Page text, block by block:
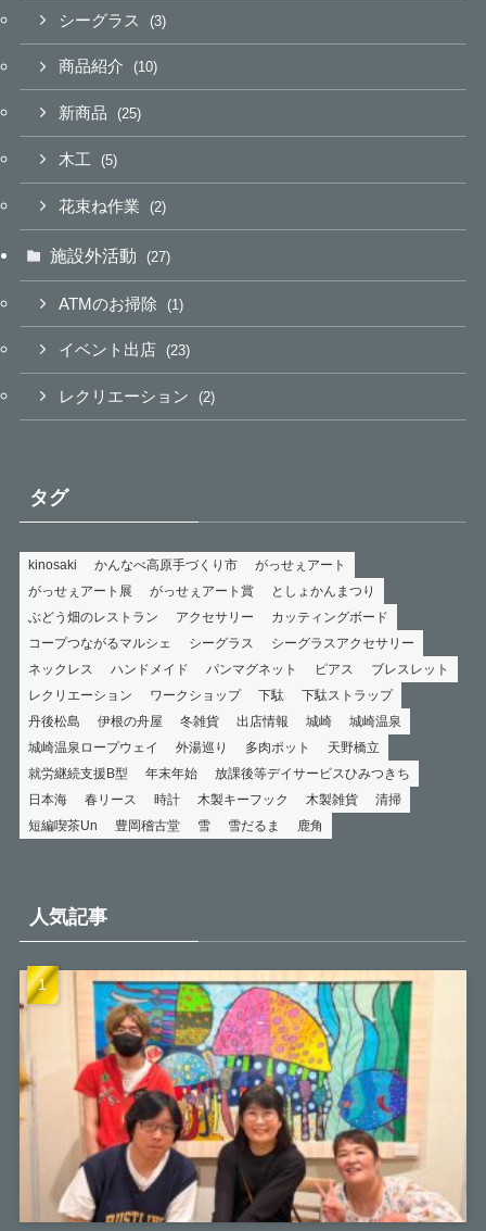
シーグラス (3)
商品紹介 (10)
新商品 (25)
木工 (5)
花束ね作業 (2)
施設外活動 (27)
ATMのお掃除 (1)
イベント出店 (23)
レクリエーション (2)
タグ
kinosaki かんなべ高原手づくり市
がっせぇアート
がっせぇアート展
がっせぇアート賞
としょかんまつり
ぶどう畑のレストラン
アクセサリー
カッティングボード
コープつながるマルシェ
シーグラス
シーグラスアクセサリー
ネックレス
ハンドメイド パンマグネット ピアス
ブレスレット
レクリエーション
ワークショップ 下駄
下駄ストラップ
丹後松島
伊根の舟屋 冬雑貨 出店情報 城崎
城崎温泉
城崎温泉ロープウェイ
外湯巡り 多肉ポット
天野橋立
就労継続支援B型
年末年始
放課後等デイサービスひみつきち
日本海
春リース 時計 木製キーフック 木製雑貨
清掃
短編喫茶Un
豊岡稽古堂 雪 雪だるま 鹿角
人気記事